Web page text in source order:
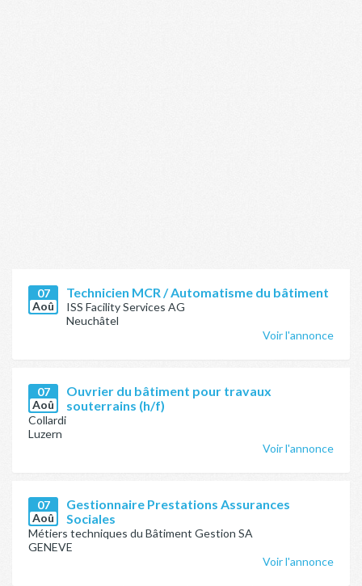
07
Aoû
Technicien MCR / Automatisme du bâtiment
ISS Facility Services AG
Neuchâtel
Voir l'annonce
07
Aoû
Ouvrier du bâtiment pour travaux
souterrains (h/f)
Collardi
Luzern
Voir l'annonce
07
Aoû
Gestionnaire Prestations Assurances
Sociales
Métiers techniques du Bâtiment Gestion SA
GENEVE
Voir l'annonce